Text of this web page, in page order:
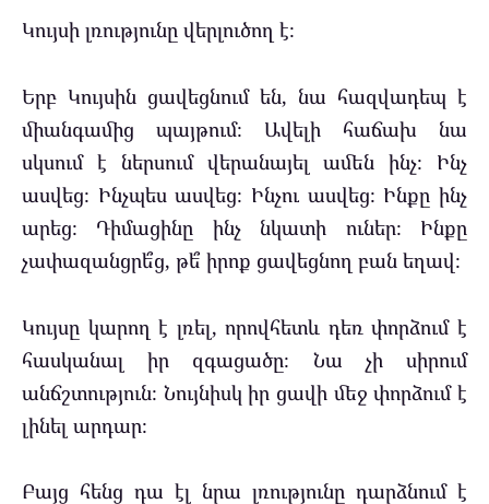
Կույսի լռությունը վերլուծող է։
Երբ Կույսին ցավեցնում են, նա հազվադեպ է
միանգամից պայթում։ Ավելի հաճախ նա
սկսում է ներսում վերանայել ամեն ինչ։ Ինչ
ասվեց։ Ինչպես ասվեց։ Ինչու ասվեց։ Ինքը ինչ
արեց։ Դիմացինը ինչ նկատի ուներ։ Ինքը
չափազանցրե՞ց, թե՞ իրոք ցավեցնող բան եղավ։
Կույսը կարող է լռել, որովհետև դեռ փորձում է
հասկանալ իր զգացածը։ Նա չի սիրում
անճշտություն։ Նույնիսկ իր ցավի մեջ փորձում է
լինել արդար։
Բայց հենց դա էլ նրա լռությունը դարձնում է